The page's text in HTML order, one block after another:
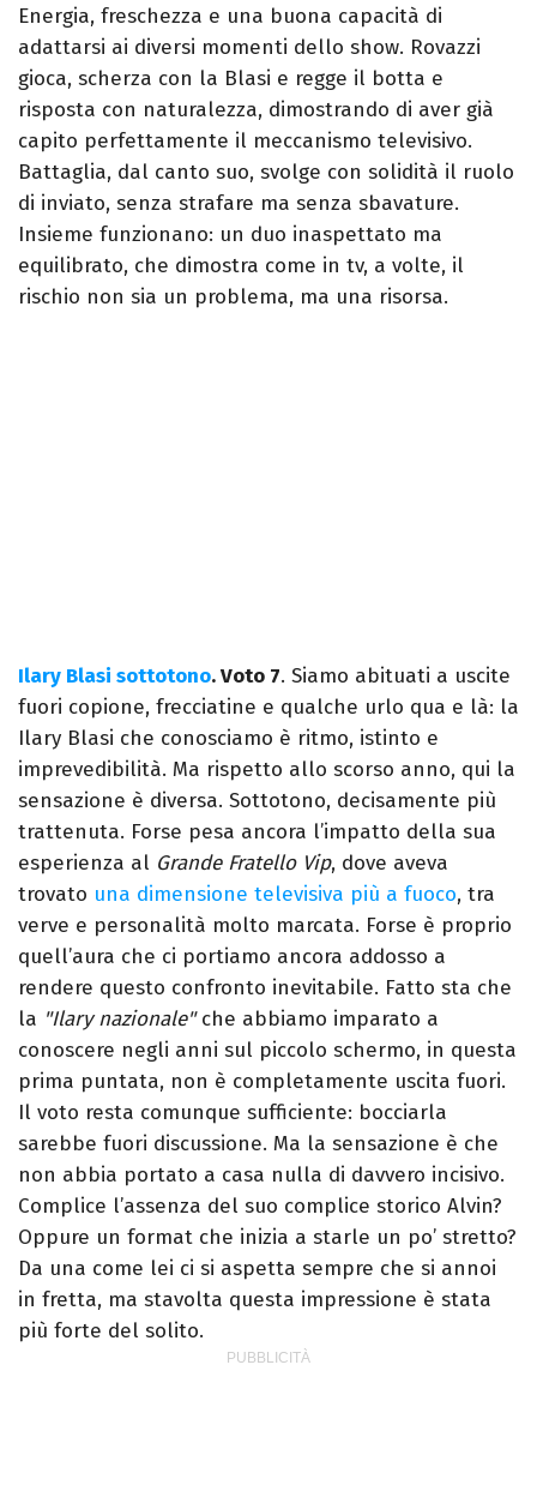
Energia, freschezza e una buona capacità di
adattarsi ai diversi momenti dello show. Rovazzi
gioca, scherza con la Blasi e regge il botta e
risposta con naturalezza, dimostrando di aver già
capito perfettamente il meccanismo televisivo.
Battaglia, dal canto suo, svolge con solidità il ruolo
di inviato, senza strafare ma senza sbavature.
Insieme funzionano: un duo inaspettato ma
equilibrato, che dimostra come in tv, a volte, il
rischio non sia un problema, ma una risorsa.
Ilary Blasi sottotono. Voto 7. Siamo abituati a uscite
fuori copione, frecciatine e qualche urlo qua e là: la
Ilary Blasi che conosciamo è ritmo, istinto e
imprevedibilità. Ma rispetto allo scorso anno, qui la
sensazione è diversa. Sottotono, decisamente più
trattenuta. Forse pesa ancora l’impatto della sua
esperienza al Grande Fratello Vip, dove aveva
trovato una dimensione televisiva più a fuoco, tra
verve e personalità molto marcata. Forse è proprio
quell’aura che ci portiamo ancora addosso a
rendere questo confronto inevitabile. Fatto sta che
la "Ilary nazionale"che abbiamo imparato a
conoscere negli anni sul piccolo schermo, in questa
prima puntata, non è completamente uscita fuori.
Il voto resta comunque sufficiente: bocciarla
sarebbe fuori discussione. Ma la sensazione è che
non abbia portato a casa nulla di davvero incisivo.
Complice l’assenza del suo complice storico Alvin?
Oppure un format che inizia a starle un po’ stretto?
Da una come lei ci si aspetta sempre che si annoi
in fretta, ma stavolta questa impressione è stata
più forte del solito.